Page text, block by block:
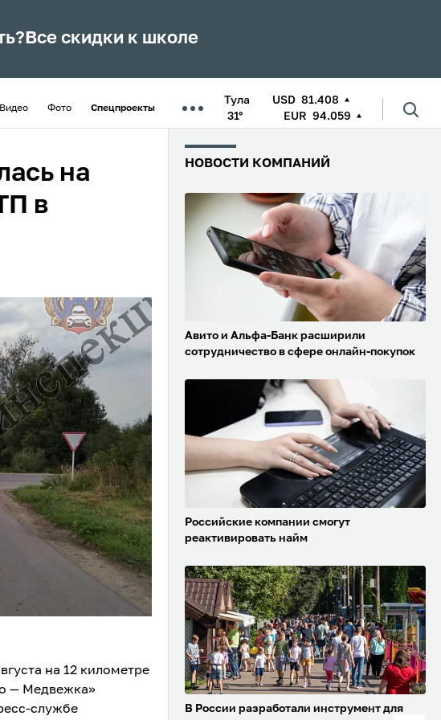
Все скидки к школе
Видео Фото Спецпроекты
Тула
31°
USD 81.408
EUR 94.059
на
в
на 12 километре
— Медвежка»
службе
НОВОСТИ КОМПАНИЙ
Авито и Альфа-Банк расширили
сотрудничество в сфере онлайн-покупок
Российские компании смогут
реактивировать найм
В России разработали инструмент для